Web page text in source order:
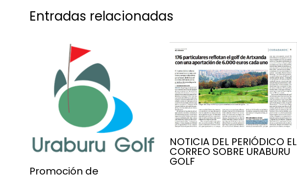
Entradas relacionadas
Promoción de
NOTICIA DEL PERIÓDICO EL
CORREO SOBRE URABURU
GOLF